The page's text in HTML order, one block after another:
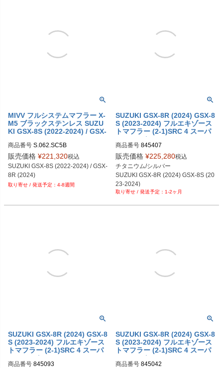
MIVV フルシステムマフラー X-
M5 ブラックステンレス SUZU
KI GSX-8S (2022-2024) / GSX-
商品番号 S.062.SC5B
販売価格 ¥221,320税込
SUZUKI GSX-8S (2022-2024) / GSX-
8R (2024)
4-8週間
SUZUKI GSX-8R (2024) GSX-8
S (2023-2024) フルエキゾース
トマフラー (2-1)SRC 4 スーパ
ーショートSHARK
商品番号 845407
販売価格 ¥225,280税込
チタニウム/シルバー
SUZUKI GSX-8R (2024) GSX-8S (20
23-2024)
1-2ヶ月
SUZUKI GSX-8R (2024) GSX-8
S (2023-2024) フルエキゾース
トマフラー (2-1)SRC 4 スーパ
ーショートSHARK
商品番号 845093
SUZUKI GSX-8R (2024) GSX-8
S (2023-2024) フルエキゾース
トマフラー (2-1)SRC 4 スーパ
ーショートSHARK
商品番号 845042